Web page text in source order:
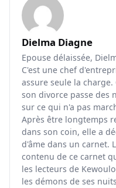
Dielma Diagne
Epouse délaissée,
C'est une chef
assure seule la
son divorce passe des
sur ce qui n'a pas
Après être longtemps
dans son coin, elle a
d'âme dans un carnet.
contenu de ce carnet
les lecteurs de
les démons de ses